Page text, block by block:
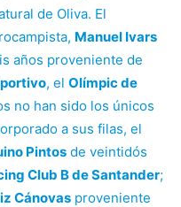
de Oliva. El
Manuel Ivars
años proveniente de
, el Olímpic de
no han sido los únicos
a sus filas, el
Pintos de veintidós
Club B de Santander;
Cánovas proveniente